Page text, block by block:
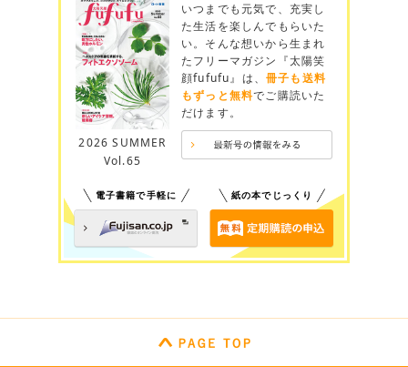
2026 SUMMER
Vol.65
いつまでも元気で、充実し
た生活を楽しんでもらいた
い。そんな想いから生まれ
たフリーマガジン『太陽笑
顔fufufu』は、 冊子も送料
もずっと無料でご購読いた
だけます。
電子書籍で手軽に 紙の本でじっくり